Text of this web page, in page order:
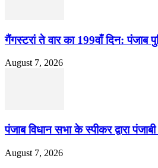
गैंगस्टरां ते वार का 199वाँ दिन: पंजाब
August 7, 2026
पंजाब विधान सभा के स्पीकर द्वारा
August 7, 2026